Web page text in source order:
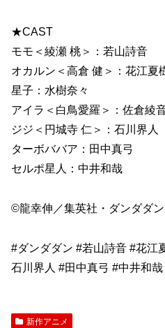
★CAST
モモ＜綾瀬 桃＞：若山詩音
オカルン＜高倉 健＞：花江夏
星子：水樹奈々
アイラ＜白鳥愛羅＞：佐倉綾
ジジ＜円城寺 仁＞：石川界人
ターボババア：田中真弓
セルポ星人：中井和哉
©龍幸伸／集英社・ダンダダ
#ダンダダン #若山詩音 #花江
石川界人 #田中真弓 #中井和
新作アニメ